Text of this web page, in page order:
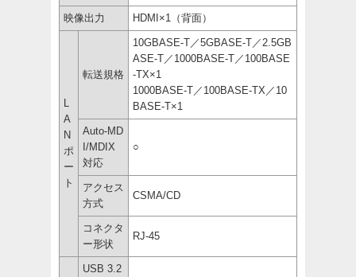
映像出力 HDMI×1（背面）
A
N
ポ
ー
ト
転送規格
10GBASE-T／5GBASE-T／2.5GB
ASE-T／1000BASE-T／100BASE
-TX×1
1000BASE-T／100BASE-TX／10
BASE-T×1
Auto-MD
I/MDIX
対応
○
アクセス
方式
CSMA/CD
コネクタ
ー形状
RJ-45
USB 3.2